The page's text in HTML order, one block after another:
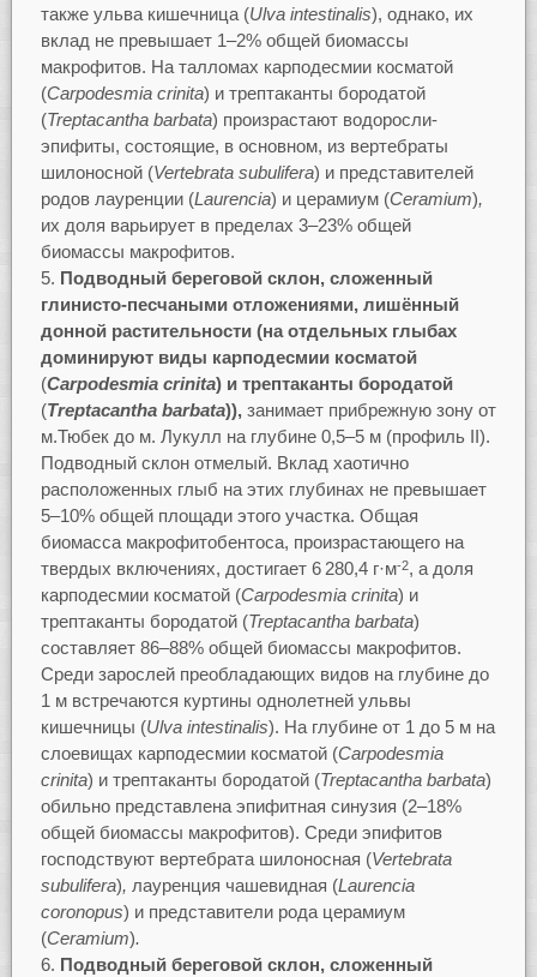
также ульва кишечница (Ulva intestinalis), однако, их
вклад не превышает 1–2% общей биомассы
макрофитов. На талломах карподесмии косматой
(Carpodesmia crinita) и трептаканты бородатой
(Treptacantha barbata) произрастают водоросли-
эпифиты, состоящие, в основном, из вертебраты
шилоносной (Vertebrata subulifera) и представителей
родов лауренции (Laurencia) и церамиум (Ceramium),
их доля варьирует в пределах 3–23% общей
биомассы макрофитов.
Подводный береговой склон, сложенный
глинисто-песчаными отложениями, лишённый
донной растительности (на отдельных глыбах
доминируют виды карподесмии косматой
(Carpodesmia crinita) и трептаканты бородатой
(Treptacantha barbata)),занимает прибрежную зону от
м.Тюбек до м. Лукулл на глубине 0,5–5 м (профиль II).
Подводный склон отмелый. Вклад хаотично
расположенных глыб на этих глубинах не превышает
5–10% общей площади этого участка. Общая
биомасса макрофитобентоса, произрастающего на
твердых включениях, достигает 6 280,4 г·м-2, а доля
карподесмии косматой (Carpodesmia crinita) и
трептаканты бородатой (Treptacantha barbata)
составляет 86–88% общей биомассы макрофитов.
Среди зарослей преобладающих видов на глубине до
1 м встречаются куртины однолетней ульвы
кишечницы (Ulva intestinalis). На глубине от 1 до 5 м на
слоевищах карподесмии косматой (Carpodesmia
crinita) и трептаканты бородатой (Treptacantha barbata)
обильно представлена эпифитная синузия (2–18%
общей биомассы макрофитов). Среди эпифитов
господствуют вертебрата шилоносная (Vertebrata
subulifera), лауренция чашевидная (Laurencia
coronopus) и представители рода церамиум
(Ceramium).
Подводный береговой склон, сложенный